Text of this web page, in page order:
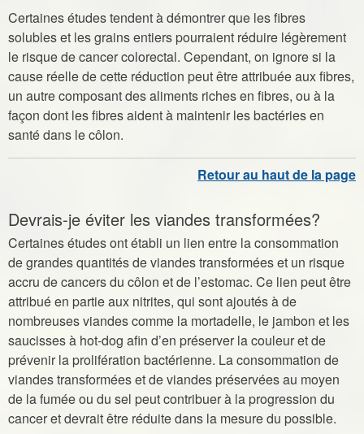
Certaines études tendent à démontrer que les fibres
solubles et les grains entiers pourraient réduire légèrement
le risque de cancer colorectal. Cependant, on ignore si la
cause réelle de cette réduction peut être attribuée aux fibres,
un autre composant des aliments riches en fibres, ou à la
façon dont les fibres aident à maintenir les bactéries en
santé dans le côlon.
Devrais-je éviter les viandes transformées?
Certaines études ont établi un lien entre la consommation
de grandes quantités de viandes transformées et un risque
accru de cancers du côlon et de l’estomac. Ce lien peut être
attribué en partie aux nitrites, qui sont ajoutés à de
nombreuses viandes comme la mortadelle, le jambon et les
saucisses à hot-dog afin d’en préserver la couleur et de
prévenir la prolifération bactérienne. La consommation de
viandes transformées et de viandes préservées au moyen
de la fumée ou du sel peut contribuer à la progression du
cancer et devrait être réduite dans la mesure du possible.